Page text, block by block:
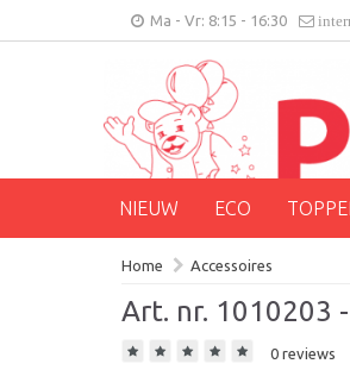
Ma - Vr: 8:15 - 16:30
NIEUW ECO
Home Accessoires
Art. nr. 1010203
0 reviews